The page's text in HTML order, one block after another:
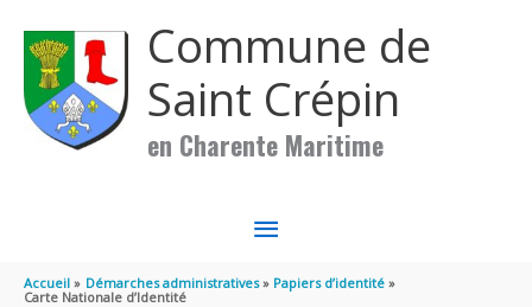
Commune de
Saint Crépin
en Charente Maritime
MENU
PRINCIPAL
Accueil Démarches administratives
Papiers d’identité
Carte Nationale d’Identité